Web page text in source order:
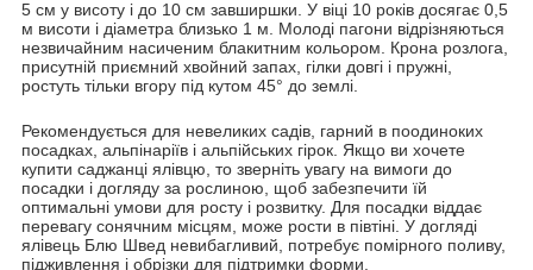
5 см у висоту і до 10 см завширшки. У віці 10 років досягає 0,5
м висоти і діаметра близько 1 м. Молоді пагони відрізняються
незвичайним насиченим блакитним кольором. Крона розлога,
присутній приємний хвойний запах, гілки довгі і пружні,
ростуть тільки вгору під кутом 45° до землі.
Рекомендується для невеликих садів, гарний в поодиноких
посадках, альпінаріїв і альпійських гірок. Якщо ви хочете
купити саджанці ялівцю, то зверніть увагу на вимоги до
посадки і догляду за рослиною, щоб забезпечити їй
оптимальні умови для росту і розвитку. Для посадки віддає
перевагу сонячним місцям, може рости в півтіні. У догляді
ялівець Блю Швед невибагливий, потребує помірного поливу,
підживлення і обрізки для підтримки форми.